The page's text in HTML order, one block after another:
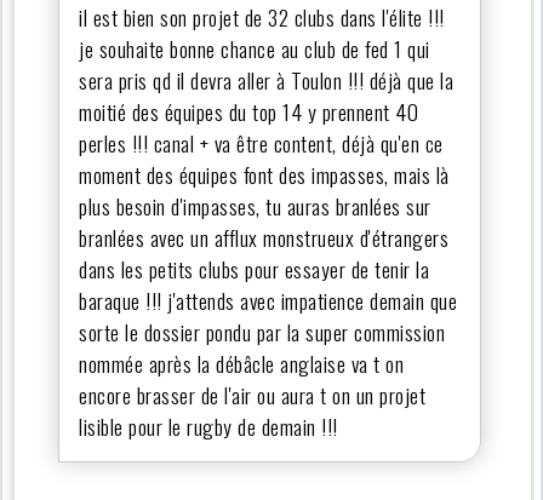
il est bien son projet de 32 clubs dans l'élite !!!
je souhaite bonne chance au club de fed 1 qui
sera pris qd il devra aller à Toulon !!! déjà que la
moitié des équipes du top 14 y prennent 40
perles !!! canal + va être content, déjà qu'en ce
moment des équipes font des impasses, mais là
plus besoin d'impasses, tu auras branlées sur
branlées avec un afflux monstrueux d'étrangers
dans les petits clubs pour essayer de tenir la
baraque !!! j'attends avec impatience demain que
sorte le dossier pondu par la super commission
nommée après la débâcle anglaise va t on
encore brasser de l'air ou aura t on un projet
lisible pour le rugby de demain !!!